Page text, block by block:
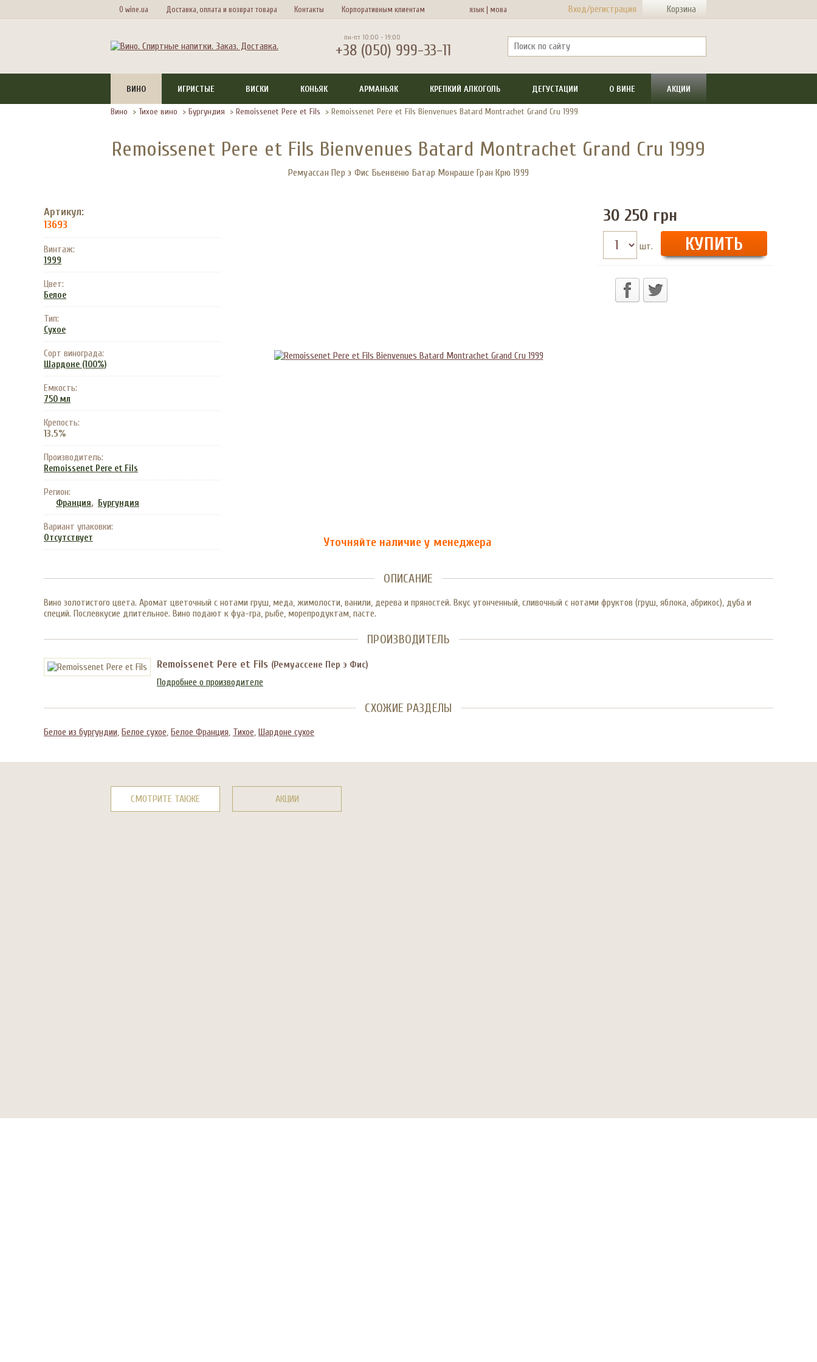
О wine.ua Доставка, оплата и возврат товара Контакты Корпоративным клиентам язык |мова Вход/регистрация Корзина
пн-пт 10:00 - 19:00
+38 (050) 999-33-11
ВИНО ИГРИСТЫЕ ВИСКИ КОНЬЯК АРМАНЬЯК КРЕПКИЙ АЛКОГОЛЬ ДЕГУСТАЦИИ О ВИНЕ АКЦИИ
Вино > Тихое вино > Бургундия > Remoissenet Pere et Fils > Remoissenet Pere et Fils Bienvenues Batard Montrachet Grand Cru 1999
Remoissenet Pere et Fils Bienvenues Batard Montrachet Grand Cru 1999
Ремуассан Пер э Фиc Бьенвеню Батар Монраше Гран Крю 1999
30 250 грн
шт.
Уточняйте наличие у менеджера
Артикул:
13693
Винтаж:
1999
Цвет:
Белое
Тип:
Сухое
Сорт винограда:
Шардоне (100%)
Емкость:
750 мл
Крепость:
13.5%
Производитель:
Remoissenet Pere et Fils
Регион:
Франция, Бургундия
Вариант упаковки:
Отсутствует
ОПИСАНИЕ
Вино золотистого цвета. Аромат цветочный с нотами груш, меда, жимолости, ванили, дерева и пряностей. Вкус утонченный, сливочный с нотами фруктов (груш, яблока, абрикос), дуба и
специй. Послевкусие длительное. Вино подают к фуа-гра, рыбе, морепродуктам, пасте.
ПРОИЗВОДИТЕЛЬ
Remoissenet Pere et Fils (Ремуассене Пер э Фис)
Подробнее о производителе
СХОЖИЕ РАЗДЕЛЫ
Белое из бургундии, Белое сухое, Белое Франция, Тихое, Шардоне сухое
СМОТРИТЕ ТАКЖЕ АКЦИИ